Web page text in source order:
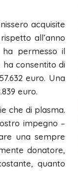
acquisite
all’anno
permesso il
consentito di
euro. Una
euro.
che di plasma.
impegno –
una sempre
donatore,
quanto